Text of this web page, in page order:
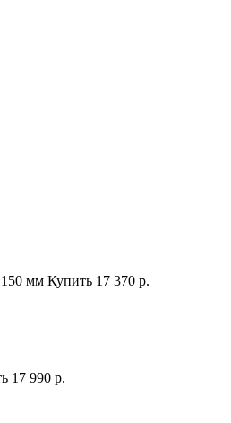
мм Купить 17 370 р.
17 990 р.